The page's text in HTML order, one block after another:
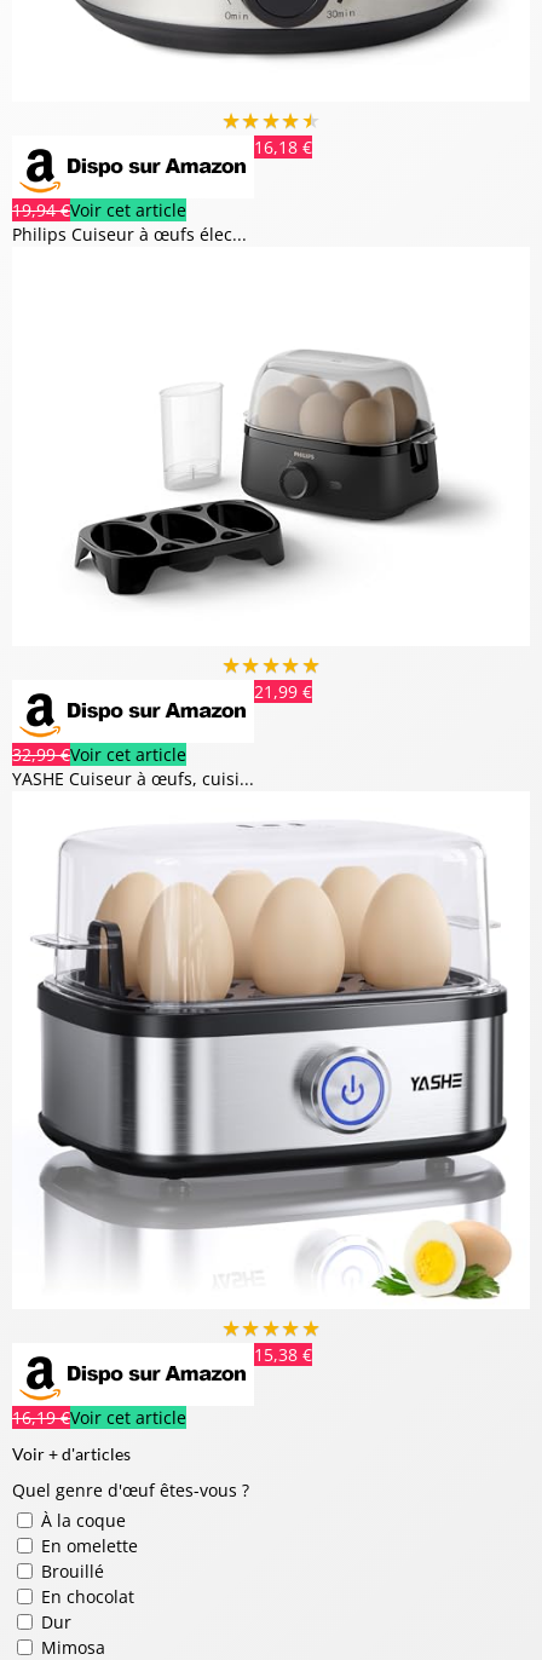
★★★★★
16,18 €
19,94 €Voir cet article
Philips Cuiseur à œufs élec...
★★★★★
21,99 €
32,99 €Voir cet article
YASHE Cuiseur à œufs, cuisi...
★★★★★
15,38 €
16,19 €Voir cet article
Voir + d'articles
Quel genre d'œuf êtes-vous ?
À la coque
En omelette
Brouillé
En chocolat
Dur
Mimosa